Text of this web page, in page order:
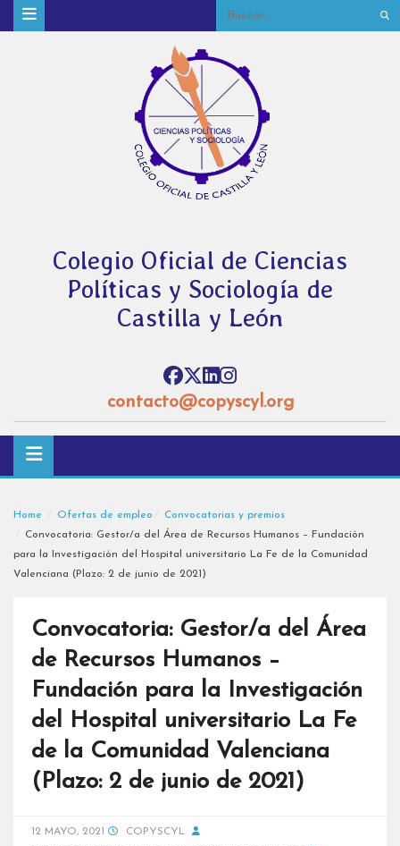
Colegio Oficial de Ciencias
Políticas y Sociología de
Castilla y León
contacto@copyscyl.org
Home Ofertas de empleo
Convocatorias y premios
Convocatoria: Gestor/a del Área de Recursos Humanos – Fundación
para la Investigación del Hospital universitario La Fe de la Comunidad
Valenciana (Plazo: 2 de junio de 2021)
Convocatoria: Gestor/a del Área
de Recursos Humanos –
Fundación para la Investigación
del Hospital universitario La Fe
de la Comunidad Valenciana
(Plazo: 2 de junio de 2021)
12 MAYO, 2021
COPYSCYL